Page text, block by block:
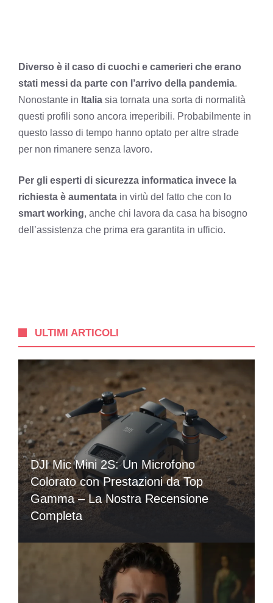
Diverso è il caso di cuochi e camerieri che erano
stati messi da parte con l’arrivo della pandemia.
Nonostante in Italia sia tornata una sorta di normalità
questi profili sono ancora irreperibili. Probabilmente in
questo lasso di tempo hanno optato per altre strade
per non rimanere senza lavoro.
Per gli esperti di sicurezza informatica invece la
richiesta è aumentata in virtù del fatto che con lo
smart working, anche chi lavora da casa ha bisogno
dell’assistenza che prima era garantita in ufficio.
ULTIMI ARTICOLI
DJI Mic Mini 2S: Un Microfono
Colorato con Prestazioni da Top
Gamma – La Nostra Recensione
Completa